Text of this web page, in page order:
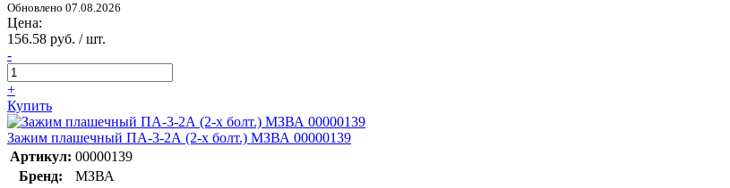
Обновлено 07.08.2026
Цена:
156.58 руб. / шт.
-
+
Купить
Зажим плашечный ПА-3-2А (2-х болт.) МЗВА 00000139
Артикул: 00000139
Бренд:
МЗВА